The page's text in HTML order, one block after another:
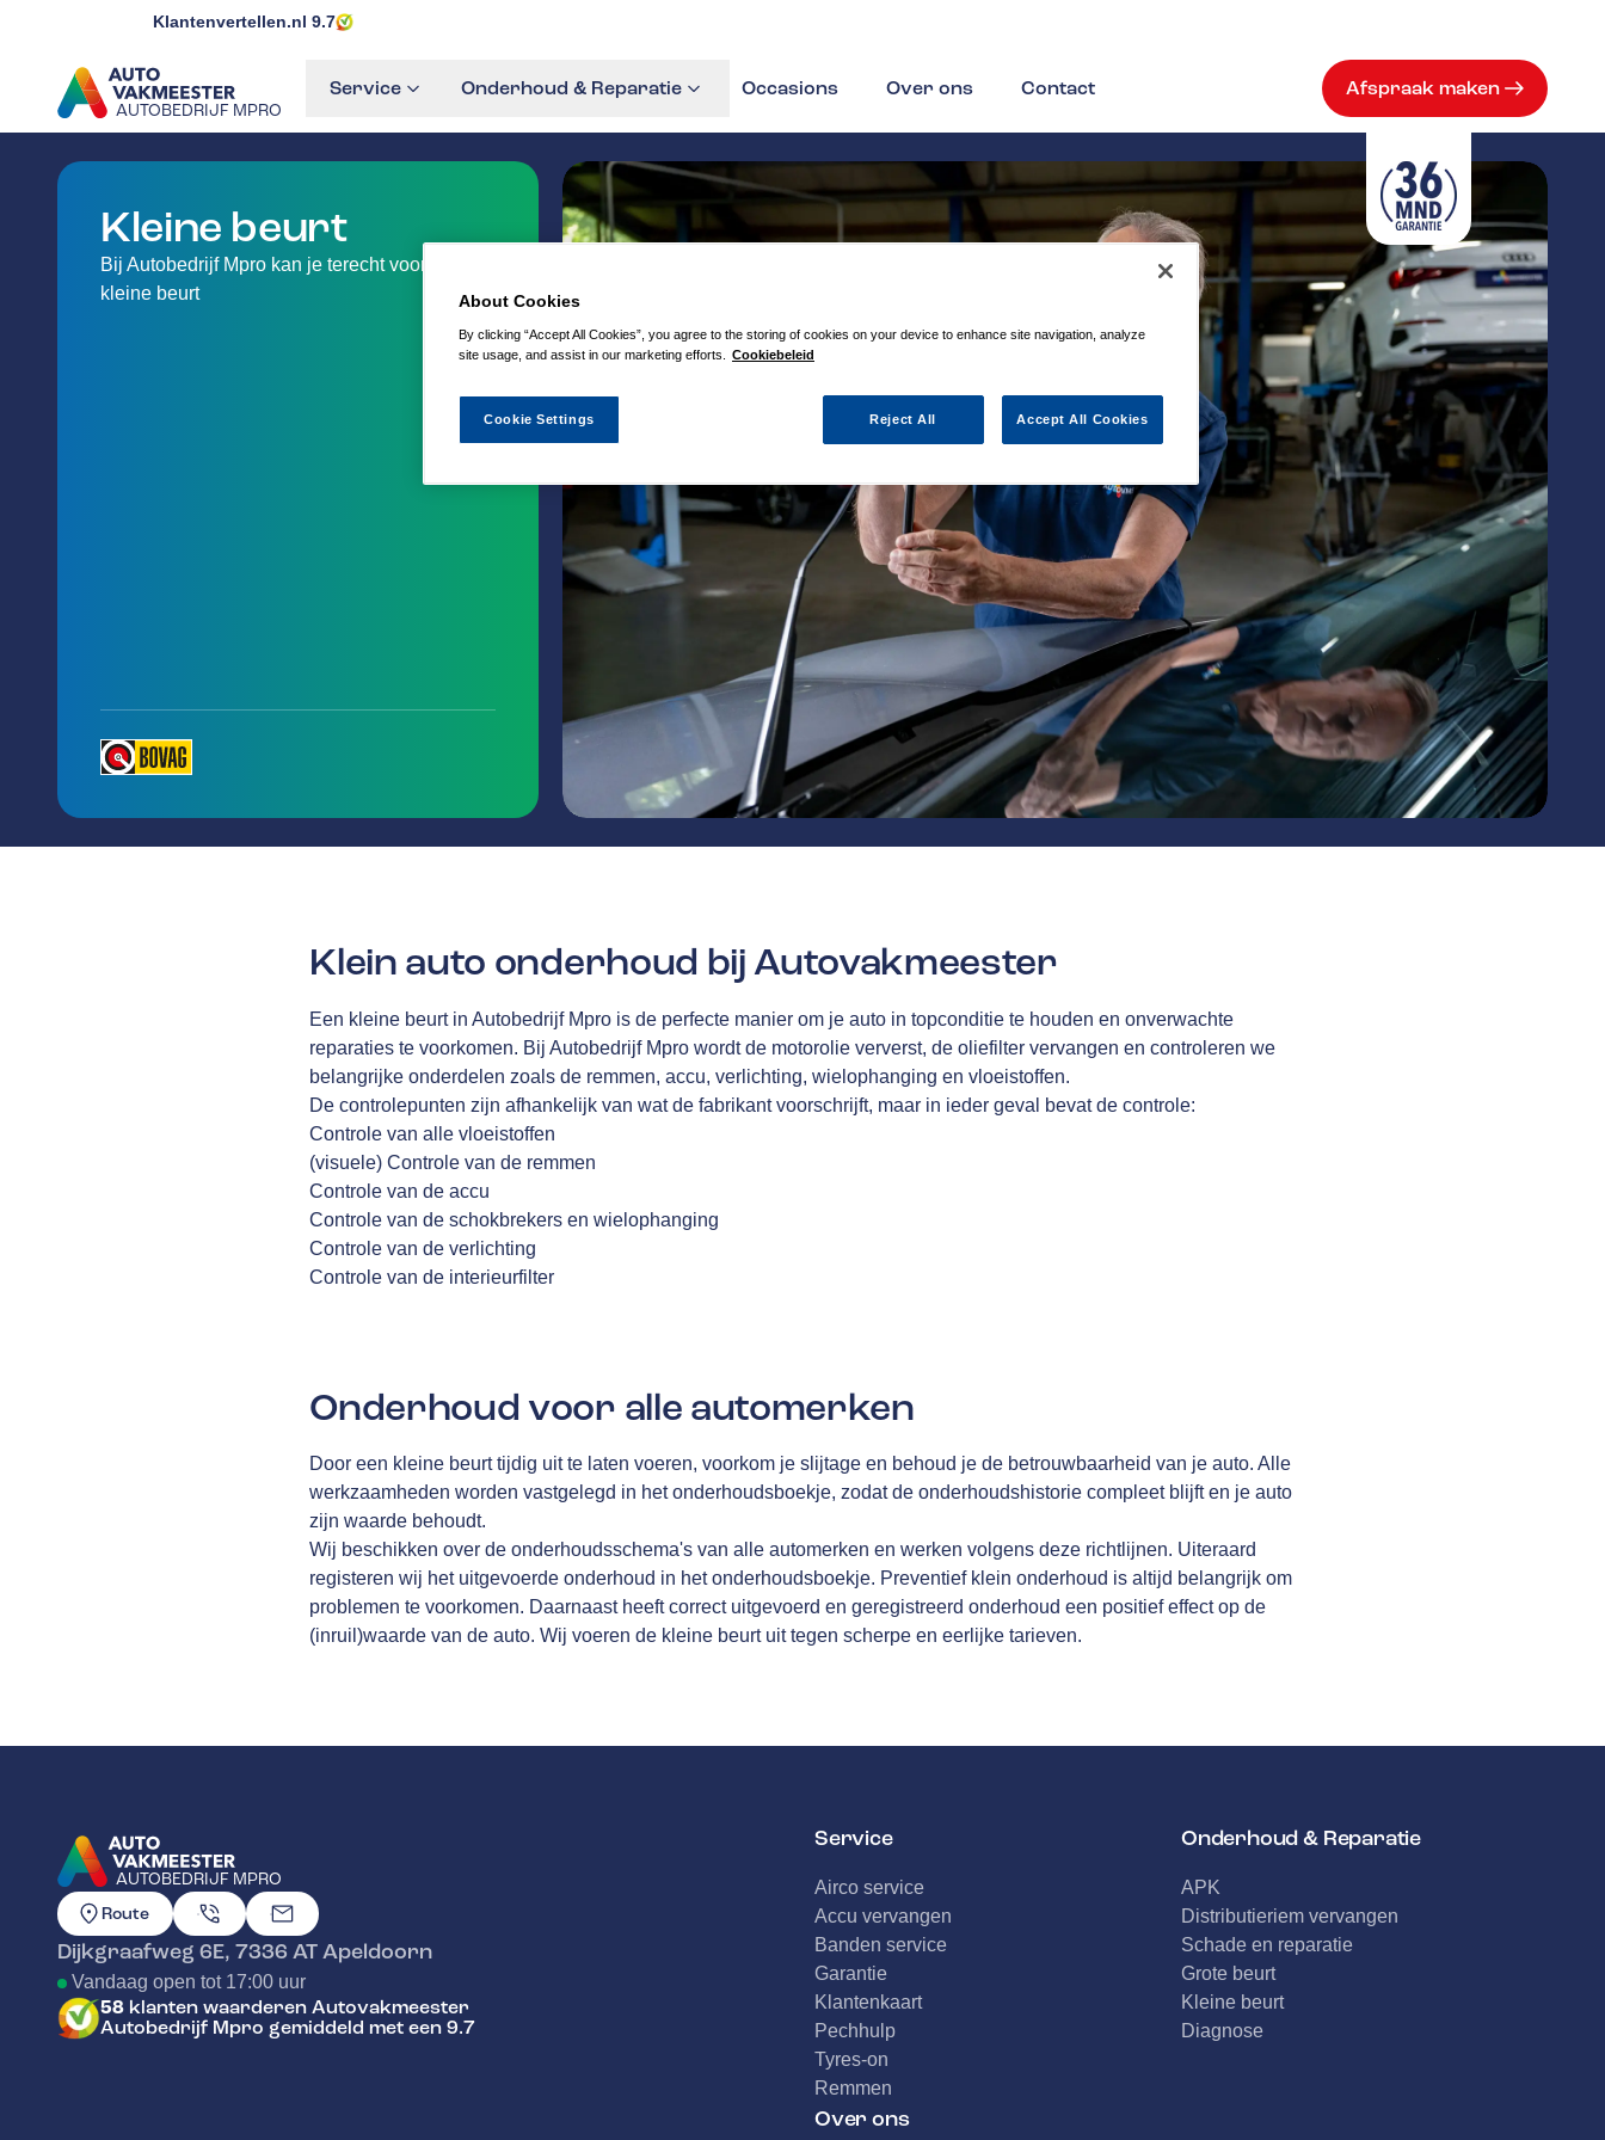
Klantenvertellen.nl 9.7
AUTOBEDRIJF MPRO
GA NAAR DE HOMEPAGINA
Service Onderhoud & Reparatie Occasions Over ons Contact Afspraak maken
Kleine beurt
Bij Autobedrijf Mpro kan je terecht voor jouw
kleine beurt
Klein auto onderhoud bij Autovakmeester
Een kleine beurt in Autobedrijf Mpro is de perfecte manier om je auto in topconditie te houden en onverwachte
reparaties te voorkomen. Bij Autobedrijf Mpro wordt de motorolie ververst, de oliefilter vervangen en controleren we
belangrijke onderdelen zoals de remmen, accu, verlichting, wielophanging en vloeistoffen.
De controlepunten zijn afhankelijk van wat de fabrikant voorschrijft, maar in ieder geval bevat de controle:
Controle van alle vloeistoffen
(visuele) Controle van de remmen
Controle van de accu
Controle van de schokbrekers en wielophanging
Controle van de verlichting
Controle van de interieurfilter
Onderhoud voor alle automerken
Door een kleine beurt tijdig uit te laten voeren, voorkom je slijtage en behoud je de betrouwbaarheid van je auto. Alle
werkzaamheden worden vastgelegd in het onderhoudsboekje, zodat de onderhoudshistorie compleet blijft en je auto
zijn waarde behoudt.
Wij beschikken over de onderhoudsschema's van alle automerken en werken volgens deze richtlijnen. Uiteraard
registeren wij het uitgevoerde onderhoud in het onderhoudsboekje. Preventief klein onderhoud is altijd belangrijk om
problemen te voorkomen. Daarnaast heeft correct uitgevoerd en geregistreerd onderhoud een positief effect op de
(inruil)waarde van de auto. Wij voeren de kleine beurt uit tegen scherpe en eerlijke tarieven.
AUTOBEDRIJF MPRO
GA NAAR DE HOMEPAGINA
Route
Dijkgraafweg 6E, 7336 ATApeldoorn
Vandaag open tot 17:00 uur
58 klanten waarderen Autovakmeester
Autobedrijf Mpro gemiddeld met een 9.7
Service
Airco service
Accu vervangen
Banden service
Garantie
Klantenkaart
Pechhulp
Tyres-on
Remmen
Onderhoud & Reparatie
APK
Distributieriem vervangen
Schade en reparatie
Grote beurt
Kleine beurt
Diagnose
Over ons
About Cookies
By clicking “Accept All Cookies”, you agree to the storing of cookies on your device to enhance site navigation, analyze
site usage, and assist in our marketing efforts.
Cookiebeleid
Reject All Accept All Cookies
Cookie Settings